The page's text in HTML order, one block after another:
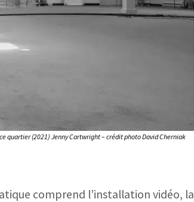
quartier (2021) Jenny Cartwright – crédit photo David Cherniak
comprend l’installation vidéo, la